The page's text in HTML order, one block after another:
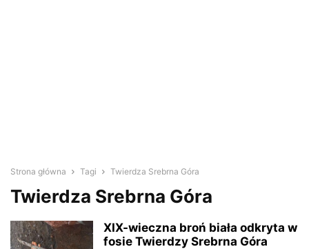
Strona główna Tagi Twierdza Srebrna Góra
Twierdza Srebrna Góra
XIX-wieczna broń biała odkryta w
fosie Twierdzy Srebrna Góra